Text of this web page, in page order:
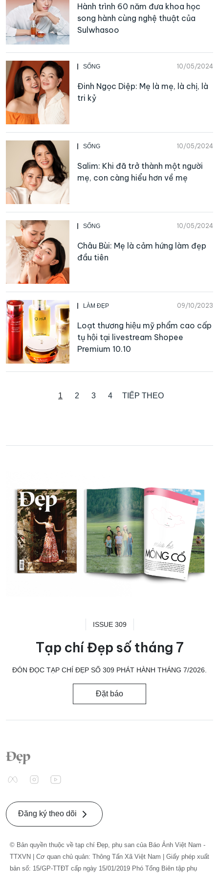
Hành trình 60 năm đưa khoa học
song hành cùng nghệ thuật của
Sulwhasoo
SỐNG 10/05/2024
Đinh Ngọc Diệp: Mẹ là mẹ, là chị, là
tri kỷ
SỐNG 10/05/2024
Salim: Khi đã trở thành một người
mẹ, con càng hiểu hơn về mẹ
SỐNG 10/05/2024
Châu Bùi: Mẹ là cảm hứng làm đẹp
đầu tiên
LÀM ĐẸP 09/10/2023
Loạt thương hiệu mỹ phẩm cao cấp
tụ hội tại livestream Shopee
Premium 10.10
1 2 3 4 TIẾP THEO
ISSUE 309
Tạp chí Đẹp số tháng 7
ĐÓN ĐỌC TẠP CHÍ ĐẸP SỐ 309 PHÁT HÀNH THÁNG 7/2026.
Đặt báo
Đăng ký theo dõi
© Bản quyền thuộc về tạp chí Đẹp, phụ san của Báo Ảnh Việt Nam -
TTXVN | Cơ quan chủ quản: Thông Tấn Xã Việt Nam | Giấy phép xuất
bản số: 15/GP-TTĐT cấp ngày 15/01/2019 Phó Tổng Biên tập phụ